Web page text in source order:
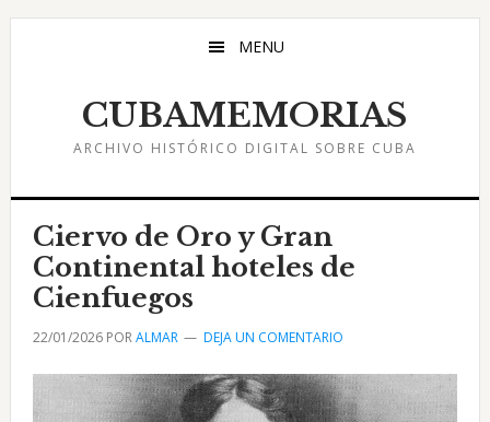
Saltar
Saltar
Saltar
MENU
CUBAMEMORIAS
ARCHIVO HISTÓRICO DIGITAL SOBRE CUBA
Ciervo de Oro y Gran
Continental hoteles de
Cienfuegos
22/01/2026PORALMAR DEJA UN COMENTARIO